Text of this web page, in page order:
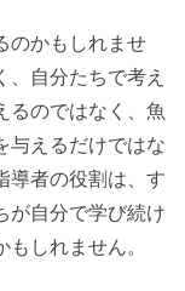
のかもしれませ
、自分たちで考え
るのではなく、魚
与えるだけではな
導者の役割は、す
が自分で学び続け
しれません。